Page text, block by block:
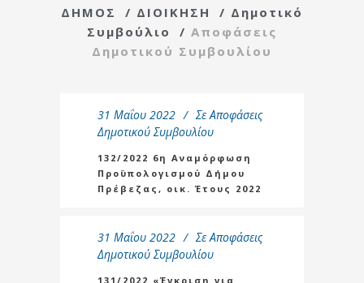
ΔΗΜΟΣ / ΔΙΟΙΚΗΣΗ / Δημοτικό
Συμβούλιο
/ Αποφάσεις
Δημοτικού Συμβουλίου
31 Μαΐου 2022 Σε Αποφάσεις
Δημοτικού Συμβουλίου
132/2022 6η Αναμόρφωση
Προϋπολογισμού Δήμου
Πρέβεζας, οικ. Έτους 2022
31 Μαΐου 2022 Σε Αποφάσεις
Δημοτικού Συμβουλίου
131/2022 «Έγκριση για